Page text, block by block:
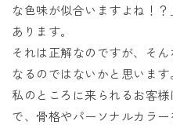
な色味が似合いますよね！
あります。
それは正解なのですが、そ
なるのではないかと思います。
私のところに来られるお客
で、骨格やパーソナルカラ